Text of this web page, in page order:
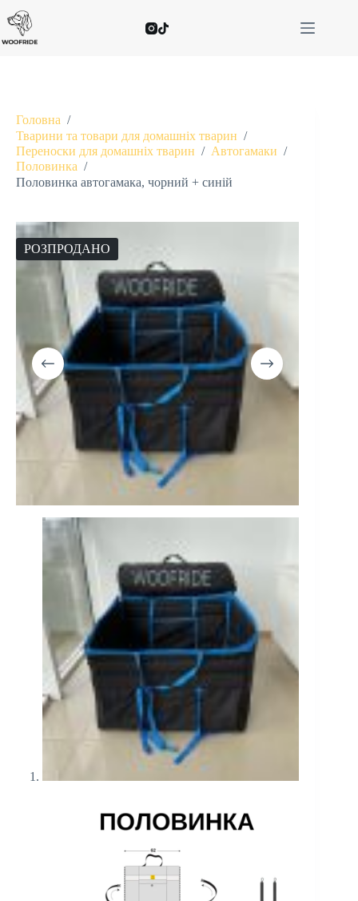
Головна /
Тварини та товари для домашніх тварин /
Переноски для домашніх тварин / Автогамаки /
Половинка /
Половинка автогамака, чорний + синій
РОЗПРОДАНО